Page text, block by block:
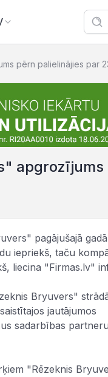
pērn palielinājies par
apgrozījums
pagājušajā
iepriekš, taču
liecina "Firmas.lv"
Bryuvers"
jautājumos
sadarbības
"Rēzeknis